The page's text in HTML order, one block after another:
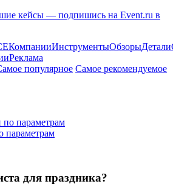
кейсы — подпишись на Event.ru в
КомпанииИнструментыОбзорыДетали
Реклама
популярное Самое рекомендуемое
параметрам
параметрам
для праздника?